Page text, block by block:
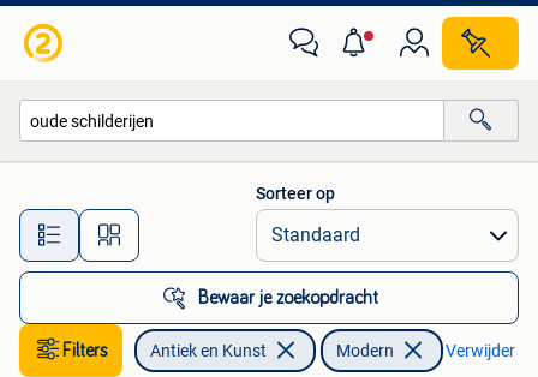
Alle afstanden…
Sorteer op
Bewaar je zoekopdracht
Filters Antiek en Kunst Modern Verwijder